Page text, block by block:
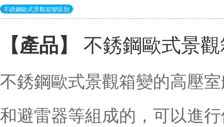
不銹鋼歐式景觀箱變區別
【產品】 不銹鋼歐式景
不銹鋼歐式景觀箱變的高壓
和避雷器等組成的，可以進